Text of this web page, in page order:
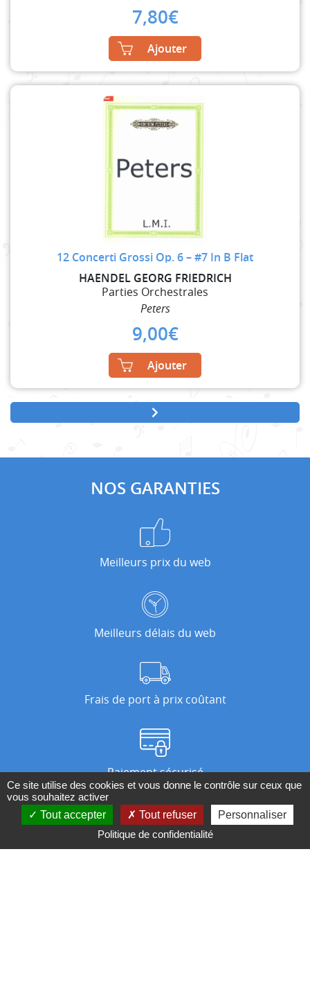
7,80€
Ajouter
12 Concerti Grossi Op. 6 – #7 In B Flat
HAENDEL GEORG FRIEDRICH
Parties Orchestrales
Peters
9,00€
Ajouter
NOS GARANTIES
Meilleurs prix du web
Meilleurs délais du web
Frais de port à prix coûtant
Paiement sécurisé
Nos magasins
Ce site utilise des cookies et vous donne le contrôle sur ceux que
vous souhaitez activer
Tout accepter
Tout refuser
Personnaliser
Politique de confidentialité